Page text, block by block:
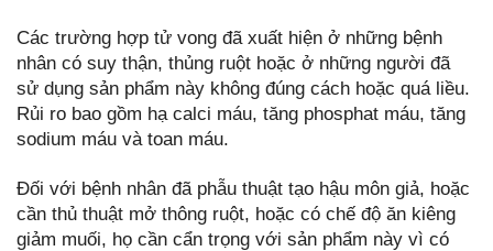
Các trường hợp tử vong đã xuất hiện ở những bệnh
nhân có suy thận, thủng ruột hoặc ở những người đã
sử dụng sản phẩm này không đúng cách hoặc quá liều.
Rủi ro bao gồm hạ calci máu, tăng phosphat máu, tăng
sodium máu và toan máu.
Đối với bệnh nhân đã phẫu thuật tạo hậu môn giả, hoặc
cần thủ thuật mở thông ruột, hoặc có chế độ ăn kiêng
giảm muối, họ cần cẩn trọng với sản phẩm này vì có